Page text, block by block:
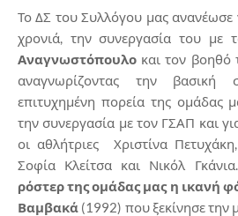
Το ΔΣ του Συλλόγου μας ανανέωσε
χρονιά, την συνεργασία του με
Αναγνωστόπουλο και τον βοηθό
αναγνωρίζοντας την βασική
επιτυχημένη πορεία της ομάδας
την συνεργασία με τον ΓΣΑΠ και
οι αθλήτριες Χριστίνα
Σοφία Κλείτσα και Νικόλ Γκάνια.
ρόστερ της ομάδας μας η ικανή
Βαμβακά (1992) που ξεκίνησε την